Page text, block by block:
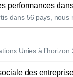
dans
dans 56 pays, nous
Unies à l’horizon
entreprises/